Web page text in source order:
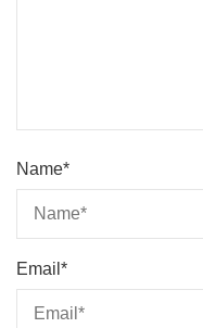
Name*
Email *